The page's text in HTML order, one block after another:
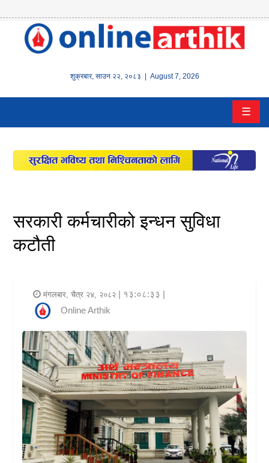
शुक्रबार, साउन २२, २०८३ | August 7, 2026
होम
वित्त
इन्स्योरेन्स
अटो
राजनीति
भिडियो
अन्य
समाचार
सूचना
र
☰
सरकारी कर्मचारीको इन्धन सुविधा
कटौती
मंगलबार, चैत्र २४, २०८२ | १३:०८:३३ |
Online Arthik